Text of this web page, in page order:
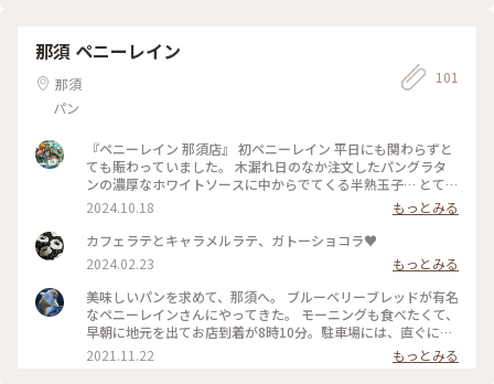
敵なお店なのでおすすめです！
那須 ペニーレイン
那須
パン
101
『ペニーレイン 那須店』 初ペニーレイン 平日にも関わらずと
ても賑わっていました。 木漏れ日のなか注文したパングラタ
ンの濃厚なホワイトソースに中からでてくる半熟玉子… とても
2024.10.18
もっとみる
カフェラテとキャラメルラテ、ガトーショコラ♥︎
2024.02.23
もっとみる
美味しいパンを求めて、那須へ。 ブルーベリーブレッドが有名
なペニーレインさんにやってきた。 モーニングも食べたくて、
早朝に地元を出てお店到着が8時10分。駐車場には、直ぐに停
められたけど、店内に入るのには入場制限が・・・ 15分ほど
待って、お目当てブルーベリーブレッドとその他大量のパンを
2021.11.22 もっとみる